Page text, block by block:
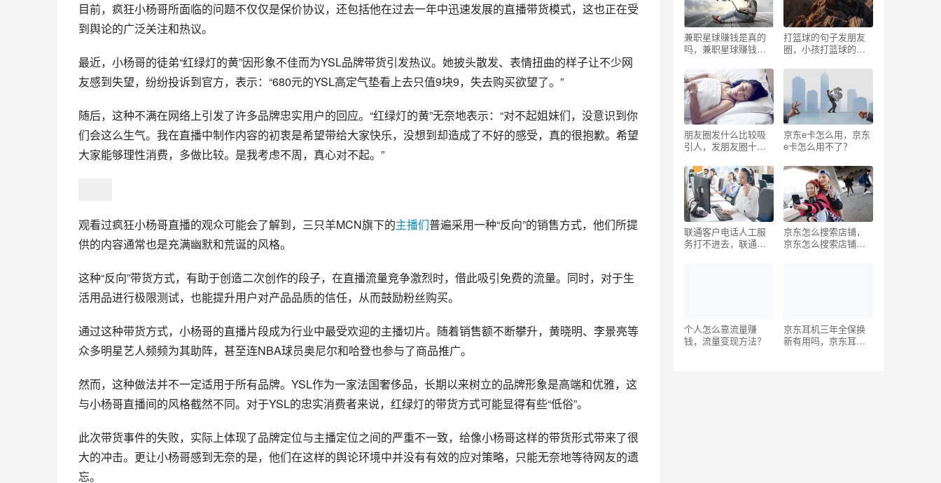
目前，疯狂小杨哥所面临的问题不仅仅是保价协议，还包括他在过去一年中迅速发展的直播带货模式，这也正在受
到舆论的广泛关注和热议。
最近，小杨哥的徒弟“红绿灯的黄”因形象不佳而为YSL品牌带货引发热议。她披头散发、表情扭曲的样子让不少网
友感到失望，纷纷投诉到官方，表示：“680元的YSL高定气垫看上去只值9块9，失去购买欲望了。”
随后，这种不满在网络上引发了许多品牌忠实用户的回应。“红绿灯的黄”无奈地表示：“对不起姐妹们，没意识到你
们会这么生气。我在直播中制作内容的初衷是希望带给大家快乐，没想到却造成了不好的感受，真的很抱歉。希望
大家能够理性消费，多做比较。是我考虑不周，真心对不起。”
观看过疯狂小杨哥直播的观众可能会了解到，三只羊MCN旗下的主播们普遍采用一种“反向”的销售方式，他们所提
供的内容通常也是充满幽默和荒诞的风格。
这种“反向”带货方式，有助于创造二次创作的段子，在直播流量竞争激烈时，借此吸引免费的流量。同时，对于生
活用品进行极限测试，也能提升用户对产品品质的信任，从而鼓励粉丝购买。
通过这种带货方式，小杨哥的直播片段成为行业中最受欢迎的主播切片。随着销售额不断攀升，黄晓明、李景亮等
众多明星艺人频频为其助阵，甚至连NBA球员奥尼尔和哈登也参与了商品推广。
然而，这种做法并不一定适用于所有品牌。YSL作为一家法国奢侈品，长期以来树立的品牌形象是高端和优雅，这
与小杨哥直播间的风格截然不同。对于YSL的忠实消费者来说，红绿灯的带货方式可能显得有些“低俗”。
此次带货事件的失败，实际上体现了品牌定位与主播定位之间的严重不一致，给像小杨哥这样的带货形式带来了很
大的冲击。更让小杨哥感到无奈的是，他们在这样的舆论环境中并没有有效的应对策略，只能无奈地等待网友的遗
忘。
兼职星球赚钱是真的
吗，兼职星球赚钱是
打篮球的句子发朋友
圈，小孩打篮球的句
朋友圈发什么比较吸
引人，发朋友圈十大
京东e卡怎么用，京东
e卡怎么用不了？
联通客户电话人工服
务打不进去，联通客
京东怎么搜索店铺，
京东怎么搜索店铺名
个人怎么靠流量赚
钱，流量变现方法？
京东耳机三年全保换
新有用吗，京东耳机